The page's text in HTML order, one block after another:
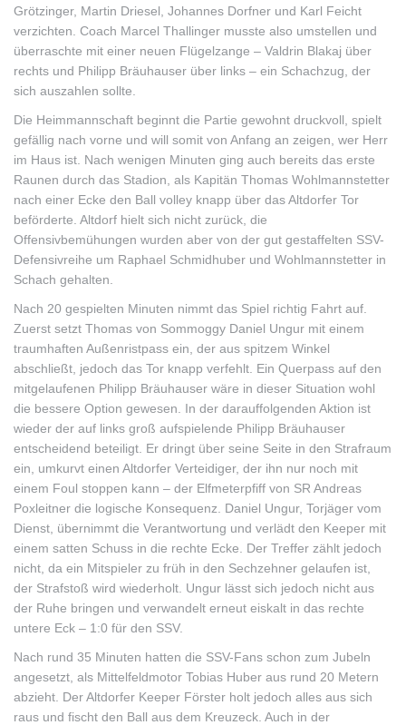
Grötzinger, Martin Driesel, Johannes Dorfner und Karl Feicht
verzichten. Coach Marcel Thallinger musste also umstellen und
überraschte mit einer neuen Flügelzange – Valdrin Blakaj über
rechts und Philipp Bräuhauser über links – ein Schachzug, der
sich auszahlen sollte.
Die Heimmannschaft beginnt die Partie gewohnt druckvoll, spielt
gefällig nach vorne und will somit von Anfang an zeigen, wer Herr
im Haus ist. Nach wenigen Minuten ging auch bereits das erste
Raunen durch das Stadion, als Kapitän Thomas Wohlmannstetter
nach einer Ecke den Ball volley knapp über das Altdorfer Tor
beförderte. Altdorf hielt sich nicht zurück, die
Offensivbemühungen wurden aber von der gut gestaffelten SSV-
Defensivreihe um Raphael Schmidhuber und Wohlmannstetter in
Schach gehalten.
Nach 20 gespielten Minuten nimmt das Spiel richtig Fahrt auf.
Zuerst setzt Thomas von Sommoggy Daniel Ungur mit einem
traumhaften Außenristpass ein, der aus spitzem Winkel
abschließt, jedoch das Tor knapp verfehlt. Ein Querpass auf den
mitgelaufenen Philipp Bräuhauser wäre in dieser Situation wohl
die bessere Option gewesen. In der darauffolgenden Aktion ist
wieder der auf links groß aufspielende Philipp Bräuhauser
entscheidend beteiligt. Er dringt über seine Seite in den Strafraum
ein, umkurvt einen Altdorfer Verteidiger, der ihn nur noch mit
einem Foul stoppen kann – der Elfmeterpfiff von SR Andreas
Poxleitner die logische Konsequenz. Daniel Ungur, Torjäger vom
Dienst, übernimmt die Verantwortung und verlädt den Keeper mit
einem satten Schuss in die rechte Ecke. Der Treffer zählt jedoch
nicht, da ein Mitspieler zu früh in den Sechzehner gelaufen ist,
der Strafstoß wird wiederholt. Ungur lässt sich jedoch nicht aus
der Ruhe bringen und verwandelt erneut eiskalt in das rechte
untere Eck – 1:0 für den SSV.
Nach rund 35 Minuten hatten die SSV-Fans schon zum Jubeln
angesetzt, als Mittelfeldmotor Tobias Huber aus rund 20 Metern
abzieht. Der Altdorfer Keeper Förster holt jedoch alles aus sich
raus und fischt den Ball aus dem Kreuzeck. Auch in der